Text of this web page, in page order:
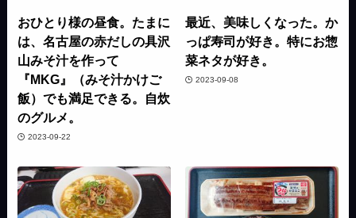
おひとり様の昼食。たまに
は、名古屋の赤だしの具沢
山みそ汁を作って
『MKG』（みそ汁かけご
飯）でも満足できる。自炊
のグルメ。
2023-09-22
最近、美味しくなった。か
っぱ寿司が好き。特にお惣
菜ネタが好き。
2023-09-08